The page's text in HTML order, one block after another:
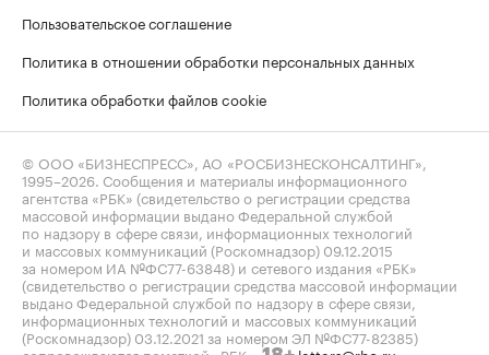
Пользовательское соглашение
Политика в отношении обработки персональных данных
Политика обработки файлов cookie
© ООО «БИЗНЕСПРЕСС», АО «РОСБИЗНЕСКОНСАЛТИНГ»,
1995–2026 . Сообщения и материалы информационного
агентства «РБК» (свидетельство о регистрации средства
массовой информации выдано Федеральной службой
по надзору в сфере связи, информационных технологий
и массовых коммуникаций (Роскомнадзор) 09.12.2015
за номером ИА №ФС77-63848) и сетевого издания «РБК»
(свидетельство о регистрации средства массовой информации
выдано Федеральной службой по надзору в сфере связи,
информационных технологий и массовых коммуникаций
(Роскомнадзор) 03.12.2021 за номером ЭЛ №ФС77-82385)